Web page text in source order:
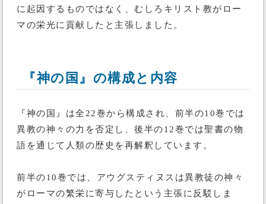
に起因するものではなく、むしろキリスト教がロー
マの栄光に貢献したと主張しました。
『神の国』の構成と内容
『神の国』は全22巻から構成され、前半の10巻では
異教の神々の力を否定し、後半の12巻では聖書の物
語を通じて人類の歴史を再解釈しています。
前半の10巻では、アウグスティヌスは異教徒の神々
がローマの繁栄に寄与したという主張に反駁しま